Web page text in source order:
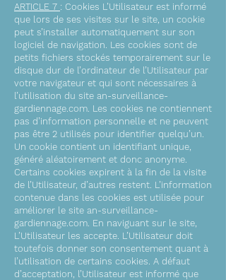
ARTICLE 7 : Cookies L’Utilisateur est informé
que lors de ses visites sur le site, un cookie
peut s’installer automatiquement sur son
logiciel de navigation. Les cookies sont de
petits fichiers stockés temporairement sur le
disque dur de l’ordinateur de l’Utilisateur par
votre navigateur et qui sont nécessaires à
l’utilisation du site an-surveillance-
gardiennage.com. Les cookies ne contiennent
pas d’information personnelle et ne peuvent
pas être 2 utilisés pour identifier quelqu’un.
Un cookie contient un identifiant unique,
généré aléatoirement et donc anonyme.
Certains cookies expirent à la fin de la visite
de l’Utilisateur, d’autres restent. L’information
contenue dans les cookies est utilisée pour
améliorer le site an-surveillance-
gardiennage.com. En naviguant sur le site,
L’Utilisateur les accepte. L’Utilisateur doit
toutefois donner son consentement quant à
l’utilisation de certains cookies. A défaut
d’acceptation, l’Utilisateur est informé que